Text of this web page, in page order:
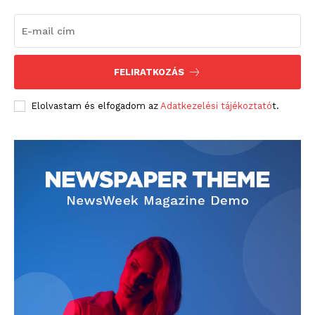
szubjektív élményportál
ELŐFIZETÉS
FELIRATKOZÁS
Elolvastam és elfogadom az Adatkezelési tájékoztatót.